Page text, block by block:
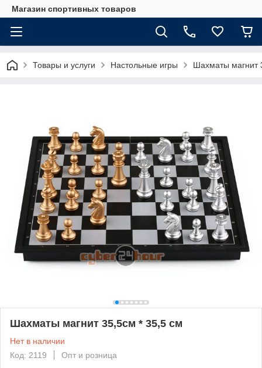
Магазин спортивных товаров
Товары и услуги Настольные игры Шахматы магнит
Шахматы магнит 35,5см * 35,5 см
Нет в наличии
Код: 2119
Опт и розница